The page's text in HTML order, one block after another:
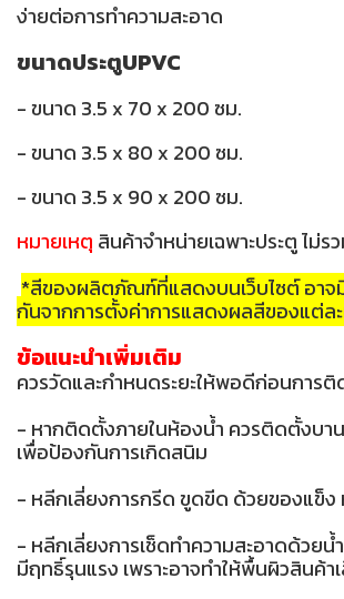
ง่ายต่อการทำความสะอาด
ขนาดประตูUPVC
- ขนาด 3.5 x 70 x 200 ซม.
- ขนาด 3.5 x 80 x 200 ซม.
- ขนาด 3.5 x 90 x 200 ซม.
หมายเหตุ สินค้าจำหน่ายเฉพาะประตู ไม่
*สีของผลิตภัณฑ์ที่แสดงบนเว็บไซต์ อาจ
กันจากการตั้งค่าการแสดงผลสีของแต่ล
ข้อแนะนำเพิ่มเติม
ควรวัดและกำหนดระยะให้พอดีก่อนการ
- หากติดตั้งภายในห้องน้ำ ควรติดตั้งบา
เพื่อป้องกันการเกิดสนิม
- หลีกเลี่ยงการกรีด ขูดขีด ด้วยของแข็
- หลีกเลี่ยงการเช็ดทำความสะอาดด้วยน้
มีฤทธิ์รุนแรง เพราะอาจทำให้พื้นผิวสินค้า